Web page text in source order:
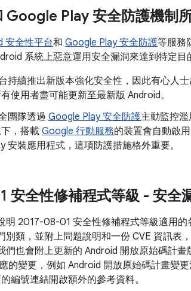
Play 安全防護機制
安全性平台和 Google Play 安全防護等服務
系統上惡意運用安全漏洞來達到特定目
持續推出新版本強化安全性，因此有心人
使用者盡可能更新至最新版 Android。
團隊透過 Google Play 安全防護主動監控
，搭載 Google 行動服務的裝置會自動啟
安裝應用程式，這項防護措施格外重要。
安全性修補程式等級 - 安全
明 2017-08-01 安全性修補程式等級適用
別類，並附上問題說明和一份 CVE 資訊表
們也會附上更新的 Android 開放原始碼計
的變更，例如 Android 開放原始碼計畫變
編號連結開啟額外的參考資料。